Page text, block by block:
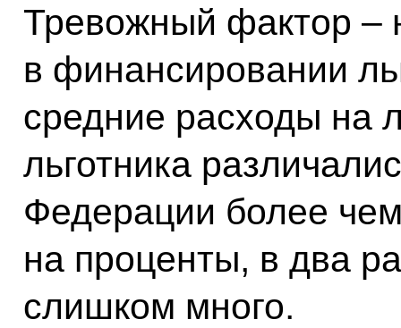
Тревожный фактор –
в финансировании
средние расходы на
льготника
Федерации более
на проценты, в два
слишком много.